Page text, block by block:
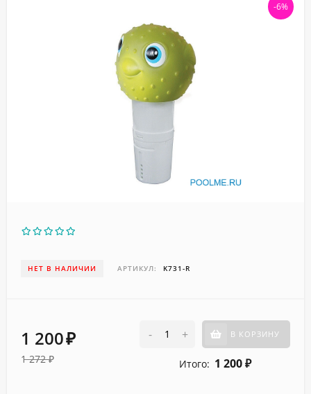
-6%
НЕТ В НАЛИЧИИ АРТИКУЛ: K731-R
1 200₽
1 272 ₽
- + В КОРЗИНУ
Итого: 1 200 ₽